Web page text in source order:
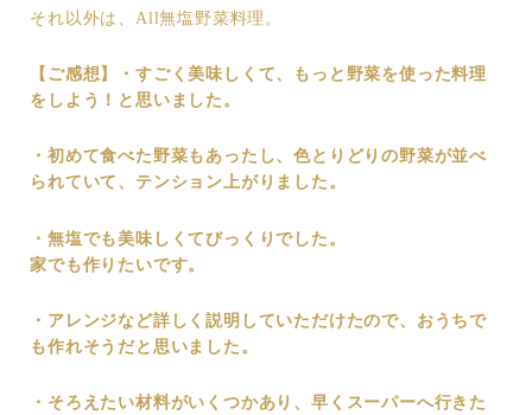
それ以外は、All無塩野菜料理。
【ご感想】
・すごく美味しくて、もっと野菜を使った料理
をしよう！と思いました。
・初めて食べた野菜もあったし、色とりどりの野菜が並べ
られていて、テンション上がりました。
・無塩でも美味しくてびっくりでした。
家でも作りたいです。
・アレンジなど詳しく説明していただけたので、おうちで
も作れそうだと思いました。
・そろえたい材料がいくつかあり、早くスーパーへ行きた